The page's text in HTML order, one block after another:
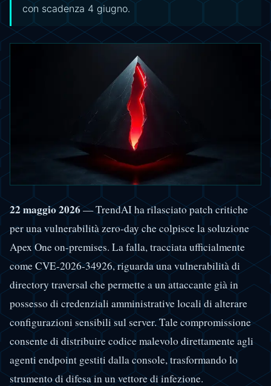
con scadenza 4 giugno.
22 maggio 2026— TrendAI ha rilasciato patch critiche
per una vulnerabilità zero-day che colpisce la soluzione
Apex One on-premises. La falla, tracciata ufficialmente
come CVE-2026-34926, riguarda una vulnerabilità di
directory traversal che permette a un attaccante già in
possesso di credenziali amministrative locali di alterare
configurazioni sensibili sul server. Tale compromissione
consente di distribuire codice malevolo direttamente agli
agenti endpoint gestiti dalla console, trasformando lo
strumento di difesa in un vettore di infezione.